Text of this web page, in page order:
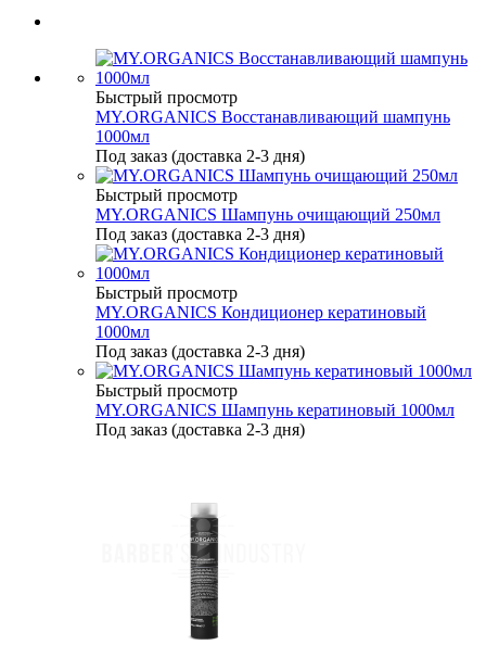
Быстрый просмотр
MY.ORGANICS Восстанавливающий шампунь
1000мл
Под заказ (доставка 2-3 дня)
Быстрый просмотр
MY.ORGANICS Шампунь очищающий 250мл
Под заказ (доставка 2-3 дня)
Быстрый просмотр
MY.ORGANICS Кондиционер кератиновый
1000мл
Под заказ (доставка 2-3 дня)
Быстрый просмотр
MY.ORGANICS Шампунь кератиновый 1000мл
Под заказ (доставка 2-3 дня)